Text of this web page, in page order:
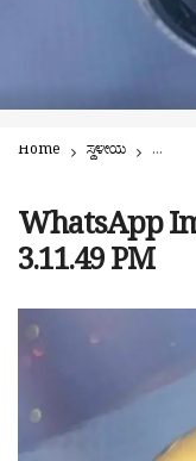
Home ಸ್ಥಳೀಯ
WhatsApp
3.11.49 PM